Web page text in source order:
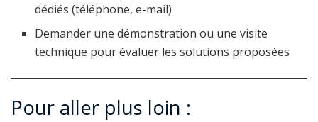
dédiés (téléphone, e-mail)
Demander une démonstration ou une visite
technique pour évaluer les solutions proposées
Pour aller plus loin :